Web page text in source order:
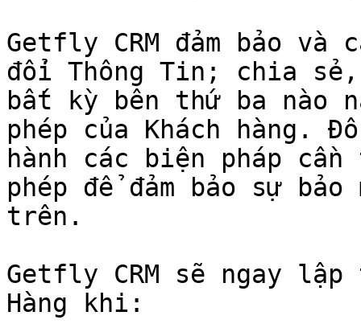
Getfly CRM đảm bảo
đổi Thông Tin; chia
bất kỳ bên thứ ba nào
phép của Khách hàng.
hành các biện pháp
phép để đảm bảo sự
trên.
Getfly CRM sẽ ngay lập
Hàng khi: